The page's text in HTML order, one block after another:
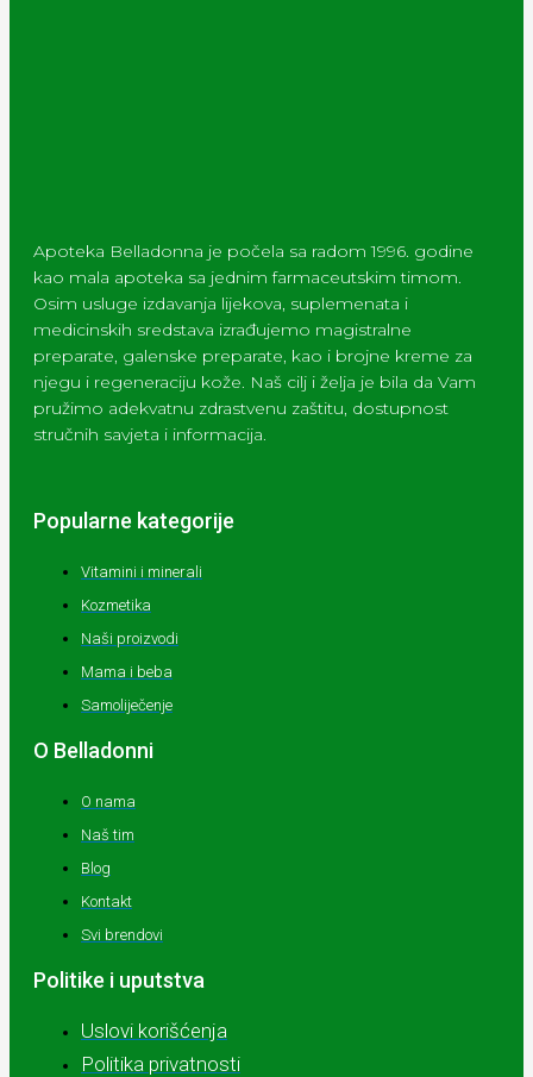
Apoteka Belladonna je počela sa radom 1996. godine
kao mala apoteka sa jednim farmaceutskim timom.
Osim usluge izdavanja lijekova, suplemenata i
medicinskih sredstava izrađujemo magistralne
preparate, galenske preparate, kao i brojne kreme za
njegu i regeneraciju kože. Naš cilj i želja je bila da Vam
pružimo adekvatnu zdrastvenu zaštitu, dostupnost
stručnih savjeta i informacija.
Popularne kategorije
Vitamini i minerali
Kozmetika
Naši proizvodi
Mama i beba
Samoliječenje
O Belladonni
O nama
Naš tim
Blog
Kontakt
Svi brendovi
Politike i uputstva
Uslovi korišćenja
Politika privatnosti